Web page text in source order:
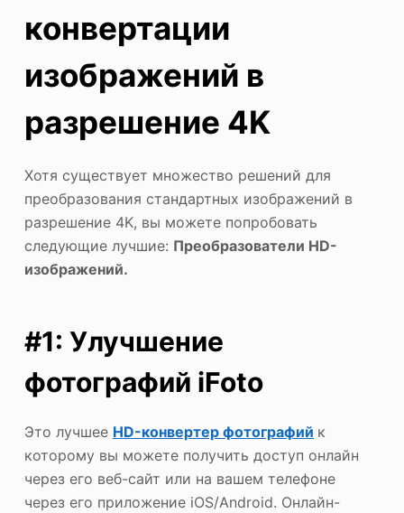
конвертации
изображений в
разрешение 4K
Хотя существует множество решений для
преобразования стандартных изображений в
разрешение 4K, вы можете попробовать
следующие лучшие: Преобразователи HD-
изображений.
#1: Улучшение
фотографий iFoto
Это лучшее HD-конвертер фотографий к
которому вы можете получить доступ онлайн
через его веб-сайт или на вашем телефоне
через его приложение iOS/Android. Онлайн-